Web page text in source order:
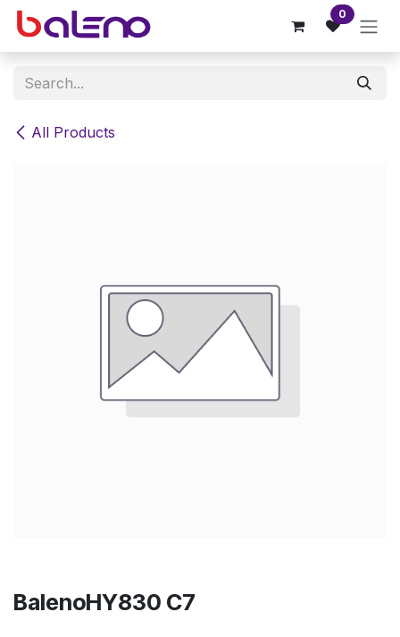
Skip to Content 0
All Products
BalenoHY830 C7